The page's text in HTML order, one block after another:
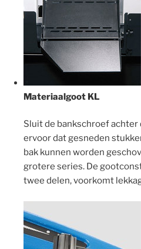
Materiaalgoot KL
Sluit de bankschroef achter
ervoor dat gesneden
bak kunnen worden
grotere series. De
twee delen, voorkomt